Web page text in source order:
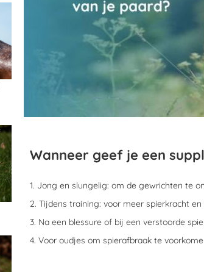
Wanneer geef je een
1. Jong en slungelig: om de gewrichten te
2. Tijdens training: voor meer spierkracht
3. Na een blessure of bij een verstoorde
4. Voor oudjes om spierafbraak te